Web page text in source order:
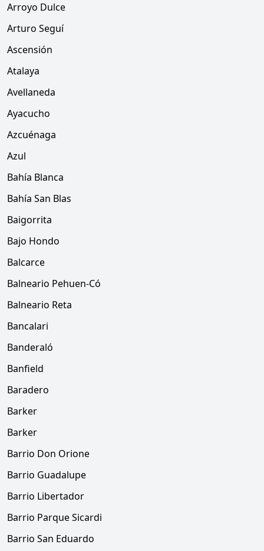
Arroyo Dulce
Arturo Seguí
Ascensión
Atalaya
Avellaneda
Ayacucho
Azcuénaga
Azul
Bahía Blanca
Bahía San Blas
Baigorrita
Bajo Hondo
Balcarce
Balneario Pehuen-Có
Balneario Reta
Bancalari
Banderaló
Banfield
Baradero
Barker
Barker
Barrio Don Orione
Barrio Guadalupe
Barrio Libertador
Barrio Parque Sicardi
Barrio San Eduardo